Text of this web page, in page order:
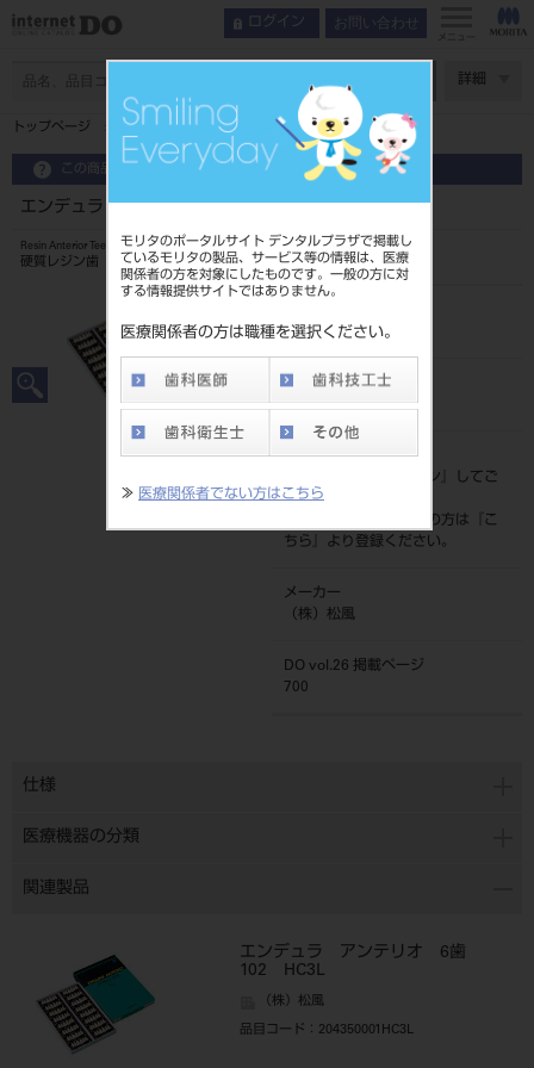
モリタのポータルサイト デンタルプラザで掲載し
ているモリタの製品、サービス等の情報は、医療
関係者の方を対象にしたものです。一般の方に対
する情報提供サイトではありません。
医療関係者の方は職種を選択ください。
≫ 医療関係者でない方はこちら
ログイン お問い合わせ
メニュー
詳細
トップページ エンデュラ アンテリオ 6歯 112 HS4L
この商品に関するお問い合わせ
エンデュラ アンテリオ 6歯 112 HS4L
Resin Anterior Teeth
硬質レジン歯
204350007HS4L
JAN/EANコード
標準価格
ログイン
』してご
覧ください。
ネット会員登録がまだの方は『
こ
ちら
』より登録ください。
メーカー
（株）松風
DO vol.26 掲載ページ
700
仕様
医療機器の分類
関連製品
エンデュラ アンテリオ 6歯
102 HC3L
（株）松風
品目コード ：204350001HC3L